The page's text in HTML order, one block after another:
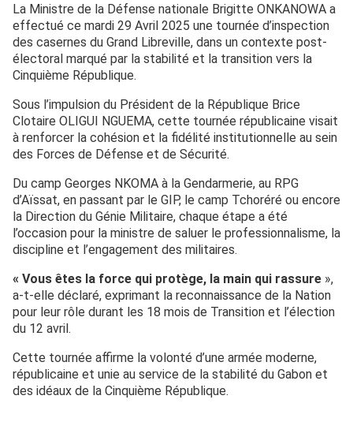
La Ministre de la Défense nationale Brigitte ONKANOWA a
effectué ce mardi 29 Avril 2025 une tournée d’inspection
des casernes du Grand Libreville, dans un contexte post-
électoral marqué par la stabilité et la transition vers la
Cinquième République.
Sous l’impulsion du Président de la République Brice
Clotaire OLIGUI NGUEMA, cette tournée républicaine visait
à renforcer la cohésion et la fidélité institutionnelle au sein
des Forces de Défense et de Sécurité.
Du camp Georges NKOMA à la Gendarmerie, au RPG
d’Aïssat, en passant par le GIP, le camp Tchoréré ou encore
la Direction du Génie Militaire, chaque étape a été
l’occasion pour la ministre de saluer le professionnalisme, la
discipline et l’engagement des militaires.
« Vous êtes la force qui protège, la main qui rassure »,
a-t-elle déclaré, exprimant la reconnaissance de la Nation
pour leur rôle durant les 18 mois de Transition et l’élection
du 12 avril.
Cette tournée affirme la volonté d’une armée moderne,
républicaine et unie au service de la stabilité du Gabon et
des idéaux de la Cinquième République.